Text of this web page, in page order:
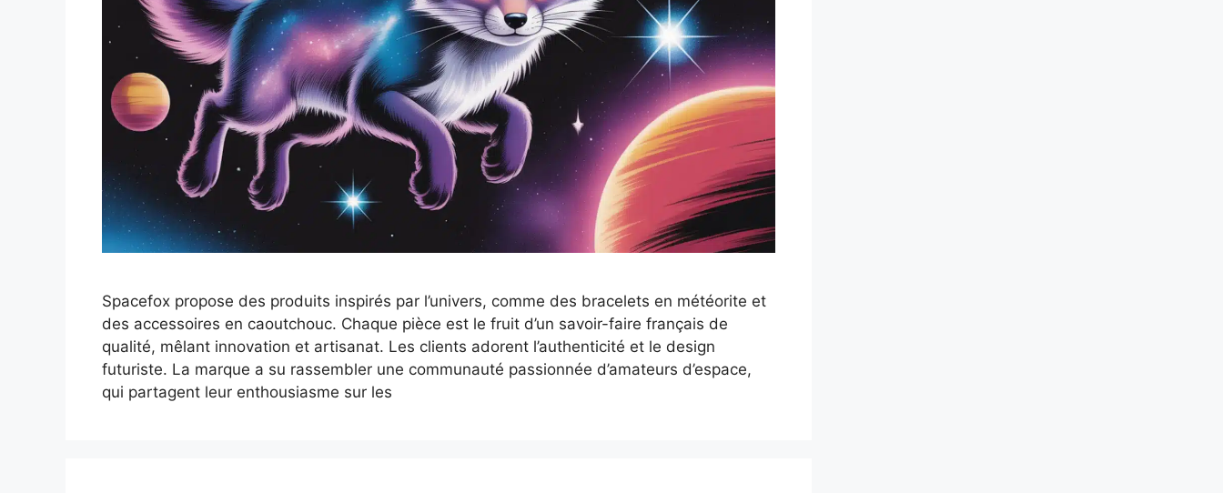
Spacefox propose des produits inspirés par l’univers, comme des bracelets en météorite et
des accessoires en caoutchouc. Chaque pièce est le fruit d’un savoir-faire français de
qualité, mêlant innovation et artisanat. Les clients adorent l’authenticité et le design
futuriste. La marque a su rassembler une communauté passionnée d’amateurs d’espace,
qui partagent leur enthousiasme sur les